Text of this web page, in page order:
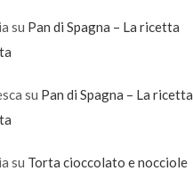
su Pan di Spagna – La ricetta
su Pan di Spagna – La ricetta
su Torta cioccolato e nocciole